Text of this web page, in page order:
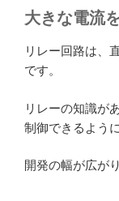
大きな電流
リレー回路は、
です。
リレーの知識が
制御できるよう
開発の幅が広が